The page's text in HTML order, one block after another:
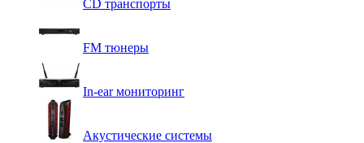
CD транспорты
FM тюнеры
In-ear мониторинг
Акустические системы